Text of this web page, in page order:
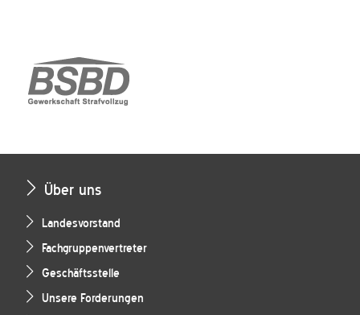
Über uns
Landesvorstand
Fachgruppenvertreter
Geschäftsstelle
Unsere Forderungen